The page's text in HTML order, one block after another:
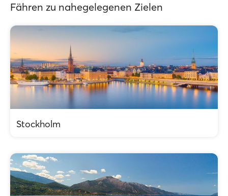
Fähren zu nahegelegenen Zielen
Stockholm